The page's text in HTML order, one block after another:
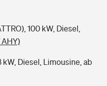
100 kW, Diesel,
kW, Diesel, Limousine, ab